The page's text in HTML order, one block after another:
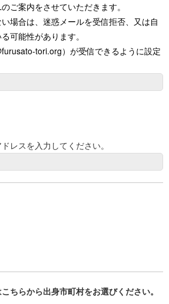
ご案内をさせていただきます。
場合は、迷惑メールを受信拒否、又は自
可能性があります。
tori.org）が受信できるように設定
レスを入力してください。
ちらから出身市町村をお選びください。